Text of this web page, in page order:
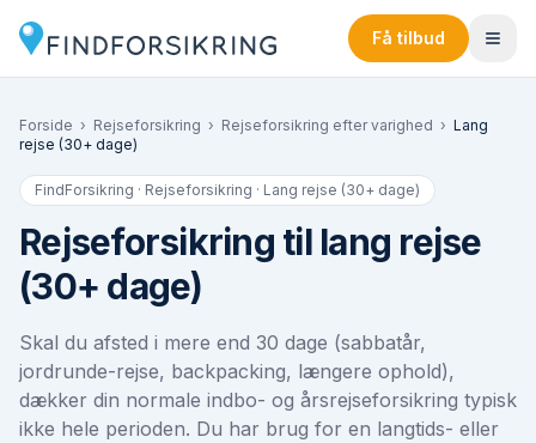
Få tilbud
Forside › Rejseforsikring › Rejseforsikring efter varighed › Lang
rejse (30+ dage)
FindForsikring · Rejseforsikring · Lang rejse (30+ dage)
Rejseforsikring til lang rejse
(30+ dage)
Skal du afsted i mere end 30 dage (sabbatår,
jordrunde-rejse, backpacking, længere ophold),
dækker din normale indbo- og årsrejseforsikring typisk
ikke hele perioden. Du har brug for en langtids- eller